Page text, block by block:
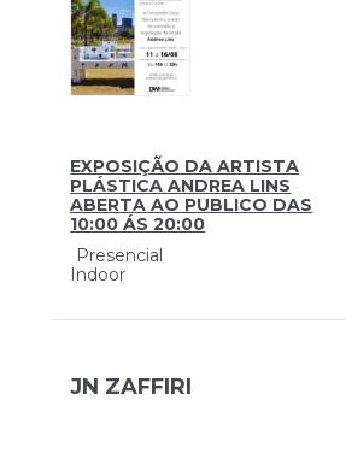
EXPOSIÇÃO DA ARTISTA
PLÁSTICA ANDREA LINS
ABERTA AO PUBLICO DAS
10:00 ÁS 20:00
Presencial
Indoor
JN ZAFFIRI